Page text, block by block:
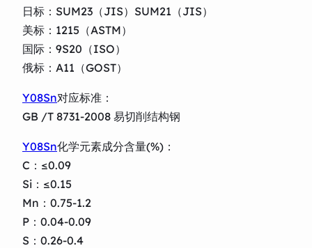
日标：SUM23（JIS）SUM21（JIS）
美标：1215（ASTM）
国际：9S20（ISO）
俄标：A11（GOST）
Y08Sn对应标准：
GB /T 8731-2008 易切削结构钢
Y08Sn化学元素成分含量(%)：
C：≤0.09
Si：≤0.15
Mn：0.75-1.2
P：0.04-0.09
S：0.26-0.4